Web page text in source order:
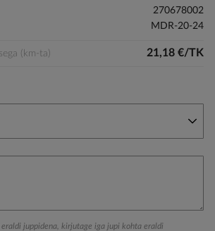
270678002
MDR-20-24
(km-ta) 21,18 €/TK
juppidena, kirjutage iga jupi kohta eraldi